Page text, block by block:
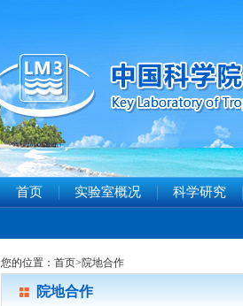
首页 实验室概况 科学研究
您的位置： 首页>院地合作
院地合作